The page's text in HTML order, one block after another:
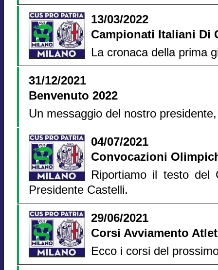
13/03/2022
Campionati Italiani Di
La cronaca della prima
31/12/2021
Benvenuto 2022
Un messaggio del nostro
04/07/2021
Convocazioni
Riportiamo il testo del
Presidente Castelli.
29/06/2021
Corsi Avviamento
Ecco i corsi del